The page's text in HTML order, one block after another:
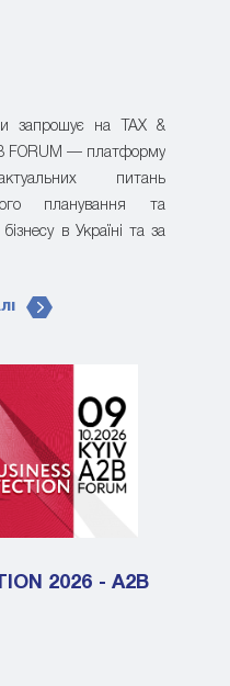
запрошує на TAX &
FORUM — платформу
питань
планування та
в Україні та за
2026 - A2B